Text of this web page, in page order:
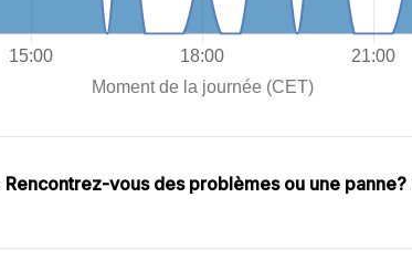
Rencontrez-vous des problèmes ou une panne?